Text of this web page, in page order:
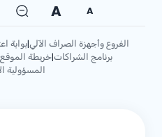
A
A
الفروع وأجهزة الصراف الآلي|بوابة
برنامج الشراكات|خريطة الموقع
المسؤولية